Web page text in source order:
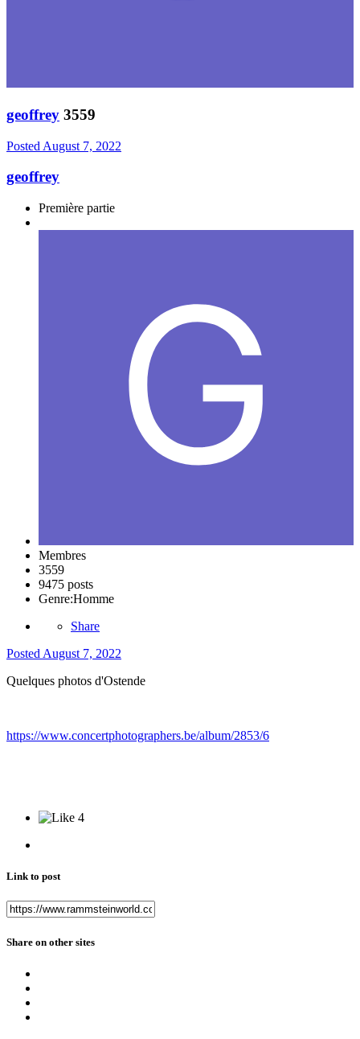
geoffrey 3559
Posted August 7, 2022
geoffrey
Première partie
Membres
3559
9475 posts
Genre:Homme
Share
Posted August 7, 2022
Quelques photos d'Ostende
https://www.concertphotographers.be/album/2853/6
4
Link to post
Share on other sites